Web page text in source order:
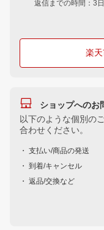
返信までの時間：3
楽
ショップへのお
以下のような個別の
合わせください。
・ 支払い/商品の発送
・ 到着/キャンセル
・ 返品/交換など